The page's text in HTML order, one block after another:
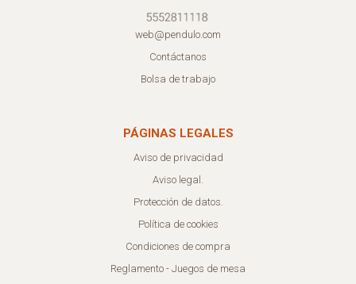
web@pendulo.com
Contáctanos
Bolsa de trabajo
PÁGINAS LEGALES
Aviso de privacidad
Aviso legal.
Protección de datos.
Política de cookies
Condiciones de compra
Reglamento - Juegos de mesa